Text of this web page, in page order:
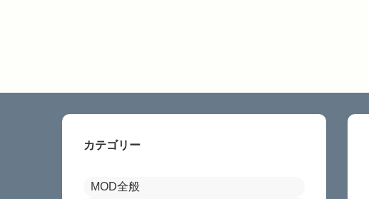
カテゴリー
MOD全般